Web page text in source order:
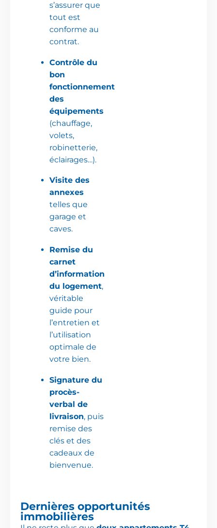
s’assurer que
tout est
conforme au
contrat.
Contrôle du
bon
fonctionnement
des
équipements
(chauffage,
volets,
robinetterie,
éclairages…).
Visite des
annexes
telles que
garage et
caves.
Remise du
carnet
d’information
du logement,
véritable
guide pour
l’entretien et
l’utilisation
optimale de
votre bien.
Signature du
procès-
verbal de
livraison, puis
remise des
clés et des
cadeaux de
bienvenue.
Dernières opportunités
immobilières